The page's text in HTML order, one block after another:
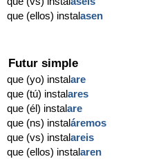
que (ellos) instalasen
Futur simple
que (yo) instalare
que (tú) instalares
que (él) instalare
que (ns) instaláremos
que (vs) instalareis
que (ellos) instalaren